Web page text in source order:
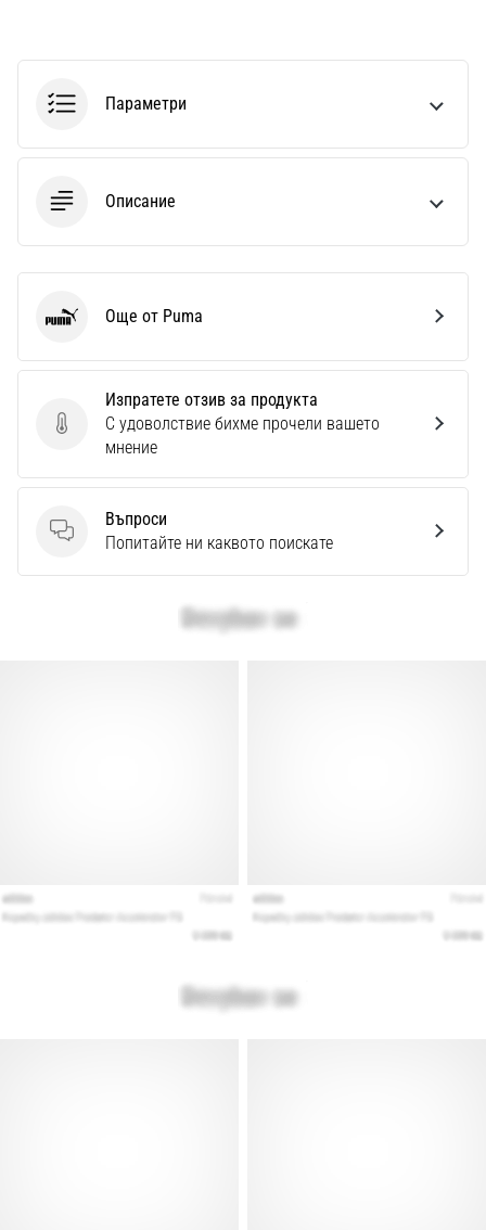
Параметри
Описание
Изпратете отзив за продукта
Изпратете отзив за продукта
С удоволствие бихме прочели вашето
мнение
Въпроси
Въпроси
Попитайте ни каквото поискате
Puma Още от Puma